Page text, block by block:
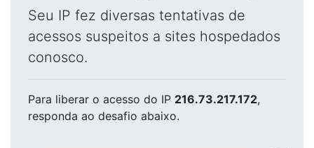
Seu IP fez diversas tentativas de
acessos suspeitos a sites hospedados
conosco.
Para liberar o acesso do IP 216.73.217.172,
responda ao desafio abaixo.